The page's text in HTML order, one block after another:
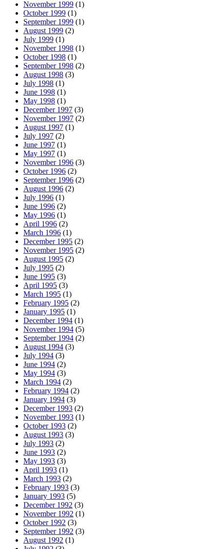
November 1999 (1)
October 1999 (1)
September 1999 (1)
August 1999 (2)
July 1999 (1)
November 1998 (1)
October 1998 (1)
September 1998 (2)
August 1998 (3)
July 1998 (1)
June 1998 (1)
May 1998 (1)
December 1997 (3)
November 1997 (2)
August 1997 (1)
July 1997 (2)
June 1997 (1)
May 1997 (1)
November 1996 (3)
October 1996 (2)
September 1996 (2)
August 1996 (2)
July 1996 (1)
June 1996 (2)
May 1996 (1)
April 1996 (2)
March 1996 (1)
December 1995 (2)
November 1995 (2)
August 1995 (2)
July 1995 (2)
June 1995 (3)
April 1995 (3)
March 1995 (1)
February 1995 (2)
January 1995 (1)
December 1994 (1)
November 1994 (5)
September 1994 (2)
August 1994 (3)
July 1994 (3)
June 1994 (2)
May 1994 (3)
March 1994 (2)
February 1994 (2)
January 1994 (3)
December 1993 (2)
November 1993 (1)
October 1993 (2)
August 1993 (3)
July 1993 (2)
June 1993 (2)
May 1993 (3)
April 1993 (1)
March 1993 (2)
February 1993 (3)
January 1993 (5)
December 1992 (3)
November 1992 (1)
October 1992 (3)
September 1992 (3)
August 1992 (1)